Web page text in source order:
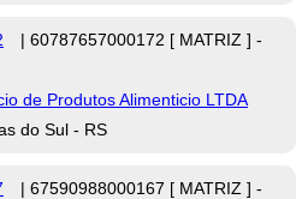
| 60787657000172 [ MATRIZ ] -
de Produtos Alimenticio LTDA
do Sul - RS
| 67590988000167 [ MATRIZ ] -